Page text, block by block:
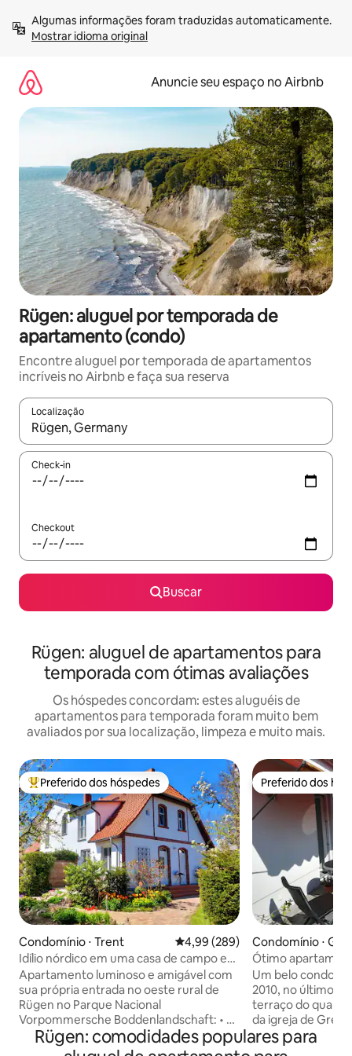
para
Mostrar idioma original
Anuncie seu espaço no Airbnb
Rügen: aluguel por temporada de
apartamento (condo)
Encontre aluguel por temporada de apartamentos
incríveis no Airbnb e faça sua reserva
Localização
Quando os resultados estiverem disponíveis, explore-os
Check-in
Checkout
Buscar
Rügen: aluguel de apartamentos para
temporada com ótimas avaliações
Os hóspedes concordam: estes aluguéis de
apartamentos para temporada foram muito bem
avaliados por sua localização, limpeza e muito mais.
Entre os melhores preferidos dos hóspedes
Preferido dos hóspedes
Condomínio ⋅ Trent 4,99 de uma avaliação média de
4,99 (289)
Idílio nórdico em uma casa de campo em
Rügen
Apartamento luminoso e amigável com
sua própria entrada no oeste rural de
Rügen no Parque Nacional
Vorpommersche Boddenlandschaft: • 2
quartos, até 4 pessoas. • Fornecimento
inicial de lençóis e toalhas incluído •
Preferido dos
Preferido dos
Condomínio ⋅
Ótimo
uma localização
Um belo
2010, no último
terraço do qual
da igreja de
para alugar. O
apenas 8
Rügen: comodidades populares para